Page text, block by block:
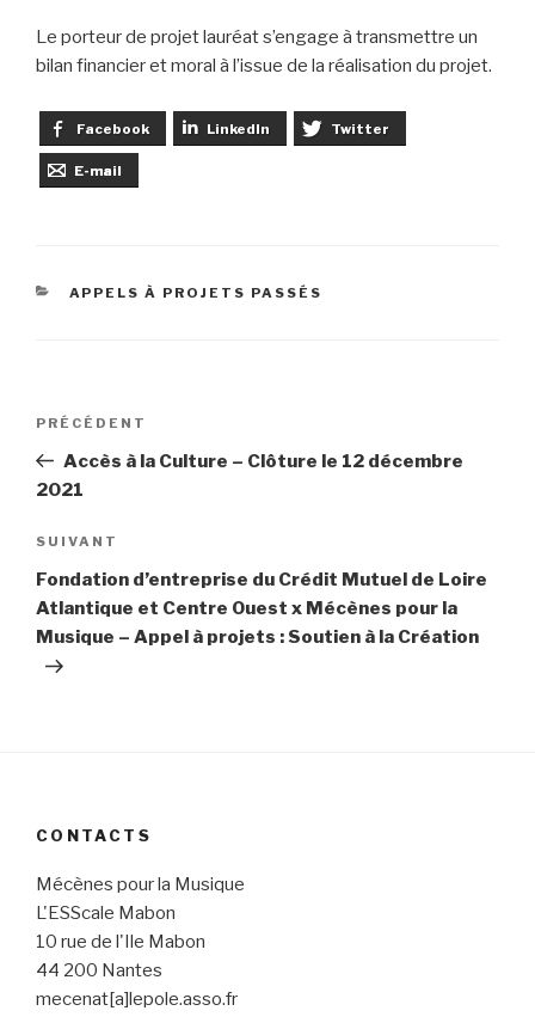
Le porteur de projet lauréat s’engage à transmettre un
bilan financier et moral à l’issue de la réalisation du projet.
Facebook LinkedIn Twitter
E-mail
CATÉGORIES
APPELS À PROJETS PASSÉS
Navigation
l’article
Article
précédent
PRÉCÉDENT
Accès à la Culture – Clôture le 12 décembre
2021
Article
suivant
SUIVANT
Fondation d’entreprise du Crédit Mutuel de Loire
Atlantique et Centre Ouest x Mécènes pour la
Musique – Appel à projets : Soutien à la Création
CONTACTS
Mécènes pour la Musique
L'ESScale Mabon
10 rue de l'Ile Mabon
44 200 Nantes
mecenat[a]lepole.asso.fr